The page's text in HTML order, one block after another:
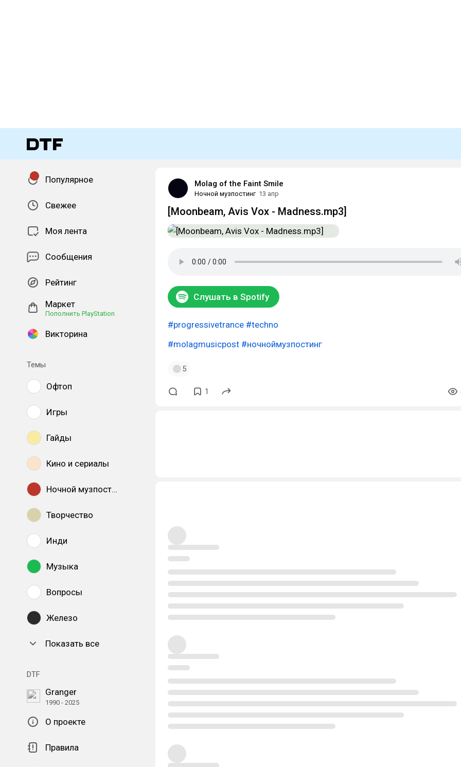
Популярное
Свежее
Моя лента
Сообщения
Рейтинг
Маркет
Пополнить PlayStation
Викторина
Темы
Офтоп
Игры
Гайды
Кино и сериалы
Ночной музпостинг
Творчество
Инди
Музыка
Вопросы
Железо
Показать все
DTF
Granger
1990 - 2025
О проекте
Правила
Molag of the Faint Smile
Ночной музпостинг 13 апр
[Moonbeam, Avis Vox - Madness.mp3]
Слушать в Spotify
#progressivetrance #techno
#molagmusicpost #ночноймузпостинг
5
1